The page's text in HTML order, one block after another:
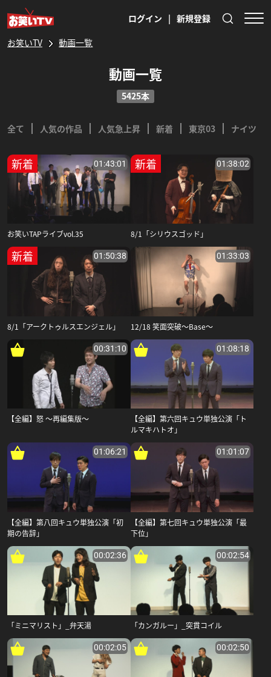
ログイン | 新規登録
お笑いTV 動画一覧
動画一覧
5425本
全て 人気の作品 人気急上昇 新着 東京03 ナイツ
01:43:01
新着
お笑いTAPライブvol.35
01:38:02
新着
8/1「シリウスゴッド」
01:50:38
新着
8/1「アークトゥルスエンジェル」
01:33:03
12/18 笑面突破～Base～
00:31:10
【全編】怒 ～再編集版～
01:08:18
【全編】第六回キュウ単独公演「ト
ルマキハトオ」
01:06:21
【全編】第八回キュウ単独公演「初
期の告辞」
01:01:07
【全編】第七回キュウ単独公演「最
下位」
00:02:36
「ミニマリスト」_弁天湯
00:02:54
「カンガルー」_突貫コイル
00:02:05 00:02:50